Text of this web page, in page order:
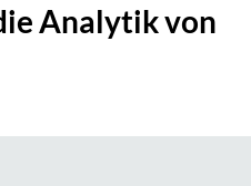
Analytik von